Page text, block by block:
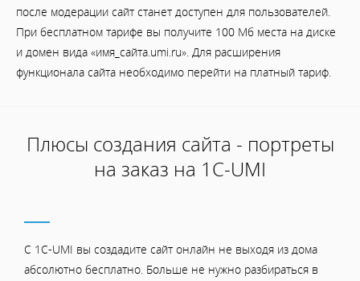
после модерации сайт станет доступен для пользователей.
При бесплатном тарифе вы получите 100 Мб места на диске
и домен вида «имя_сайта.umi.ru». Для расширения
функционала сайта необходимо перейти на платный тариф.
Плюсы создания сайта - портреты
на заказ на 1С-UMI
С 1C-UMI вы создадите сайт онлайн не выходя из дома
абсолютно бесплатно. Больше не нужно разбираться в